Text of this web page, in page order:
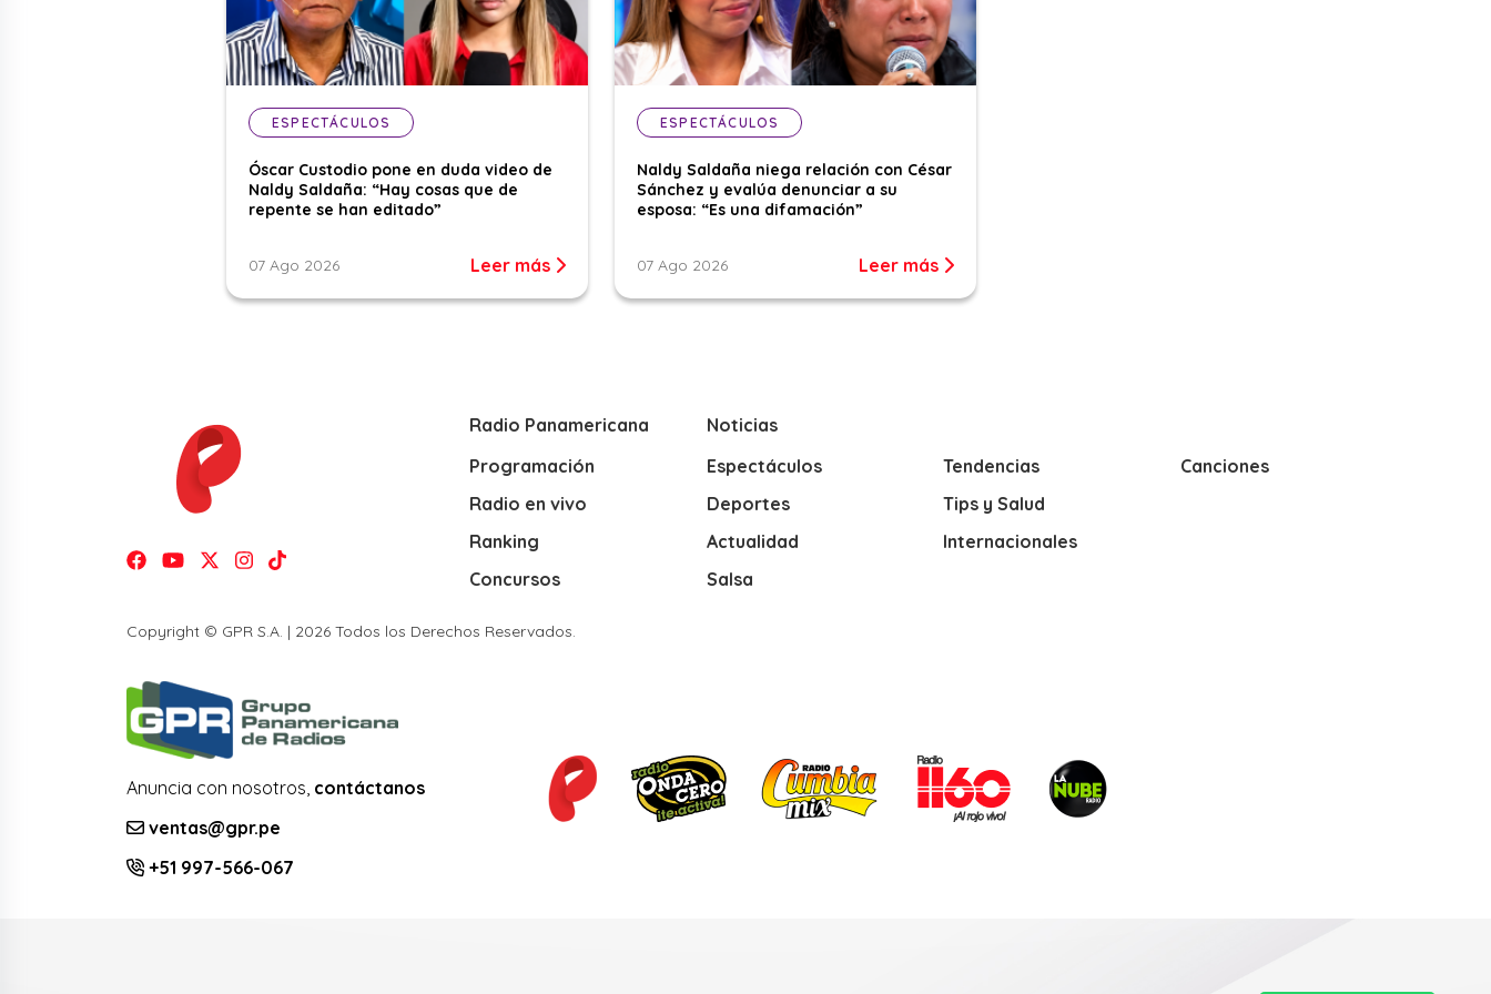
ESPECTÁCULOS
Óscar Custodio pone en duda video de
Naldy Saldaña: “Hay cosas que de
repente se han editado”
07 Ago 2026 Leer más
ESPECTÁCULOS
Naldy Saldaña niega relación con César
Sánchez y evalúa denunciar a su
esposa: “Es una difamación”
07 Ago 2026 Leer más
Radio Panamericana
Programación
Radio en vivo
Ranking
Concursos
Noticias
Espectáculos
Deportes
Actualidad
Salsa
Tendencias
Tips y Salud
Internacionales
Canciones
Copyright © GPR S.A. | 2026 Todos los Derechos Reservados.
Anuncia con nosotros, contáctanos
ventas@gpr.pe
+51 997-566-067